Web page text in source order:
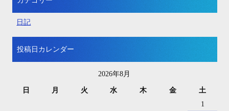
日記
投稿日カレンダー
2026年8月
日 月 火 水 木 金 土
1